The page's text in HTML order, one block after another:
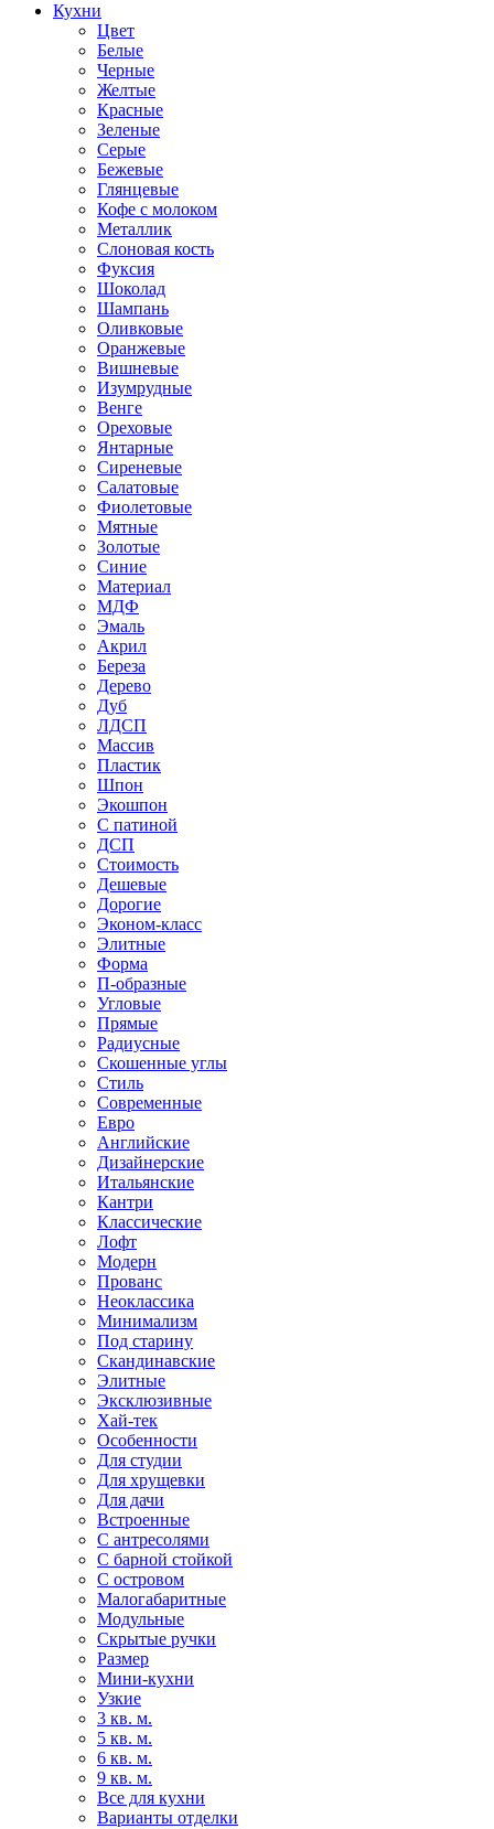
Кухни
Цвет
Белые
Черные
Желтые
Красные
Зеленые
Серые
Бежевые
Глянцевые
Кофе с молоком
Металлик
Слоновая кость
Фуксия
Шоколад
Шампань
Оливковые
Оранжевые
Вишневые
Изумрудные
Венге
Ореховые
Янтарные
Сиреневые
Салатовые
Фиолетовые
Мятные
Золотые
Синие
Материал
МДФ
Эмаль
Акрил
Береза
Дерево
Дуб
ЛДСП
Массив
Пластик
Шпон
Экошпон
С патиной
ДСП
Стоимость
Дешевые
Дорогие
Эконом-класс
Элитные
Форма
П-образные
Угловые
Прямые
Радиусные
Скошенные углы
Стиль
Современные
Евро
Английские
Дизайнерские
Итальянские
Кантри
Классические
Лофт
Модерн
Прованс
Неоклассика
Минимализм
Под старину
Скандинавские
Элитные
Эксклюзивные
Хай-тек
Особенности
Для студии
Для хрущевки
Для дачи
Встроенные
С антресолями
С барной стойкой
С островом
Малогабаритные
Модульные
Скрытые ручки
Размер
Мини-кухни
Узкие
3 кв. м.
5 кв. м.
6 кв. м.
9 кв. м.
Все для кухни
Варианты отделки